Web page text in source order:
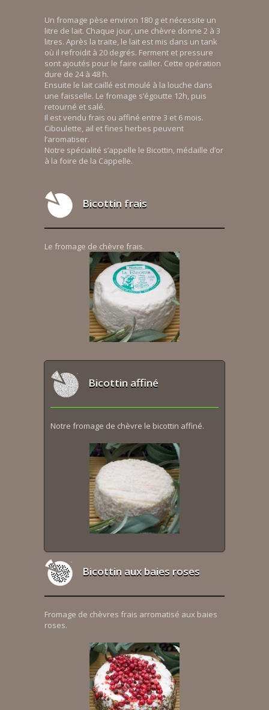
Un fromage pèse environ 180 g et nécessite un
litre de lait. Chaque jour, une chèvre donne 2 à 3
litres. Après la traite, le lait est mis dans un tank
où il refroidit à 20 degrés. Ferment et pressure
sont ajoutés pour le faire cailler. Cette opération
dure de 24 à 48 h.
Ensuite le lait caillé est moulé à la louche dans
une faisselle. Le fromage s’égoutte 12h, puis
retourné et salé.
Il est vendu frais ou affiné entre 3 et 6 mois.
Ciboulette, ail et fines herbes peuvent
l’aromatiser.
Notre spécialité s’appelle le Bicottin, médaille d’or
à la foire de la Cappelle.
Bicottin frais
Le fromage de chèvre frais.
Bicottin affiné
Notre fromage de chèvre le bicottin affiné.
Bicottin aux baies roses
Fromage de chèvres frais arromatisé aux baies
roses.